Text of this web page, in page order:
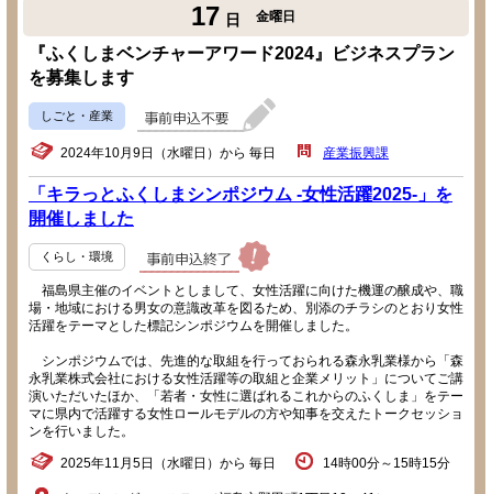
17 日 金曜日
『ふくしまベンチャーアワード2024』ビジネスプラン
を募集します
しごと・産業
2024年10月9日（水曜日）から 毎日 産業振興課
「キラっとふくしまシンポジウム -女性活躍2025-」を
開催しました
くらし・環境
福島県主催のイベントとしまして、女性活躍に向けた機運の醸成や、職
場・地域における男女の意識改革を図るため、別添のチラシのとおり女性
活躍をテーマとした標記シンポジウムを開催しました。
シンポジウムでは、先進的な取組を行っておられる森永乳業様から「森
永乳業株式会社における女性活躍等の取組と企業メリット」についてご講
演いただいたほか、「若者・女性に選ばれるこれからのふくしま」をテー
マに県内で活躍する女性ロールモデルの方や知事を交えたトークセッショ
ンを行いました。
2025年11月5日（水曜日）から 毎日 14時00分～15時15分